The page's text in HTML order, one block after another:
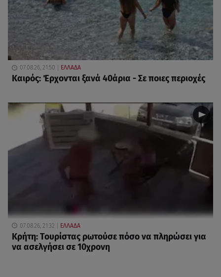
07.08.26, 21:50 ΕΛΛΑΔΑ
Καιρός: Έρχονται ξανά 40άρια - Σε ποιες περιοχές
07.08.26, 21:32 ΕΛΛΑΔΑ
Κρήτη: Τουρίστας ρωτούσε πόσο να πληρώσει για
να ασελγήσει σε 10χρονη